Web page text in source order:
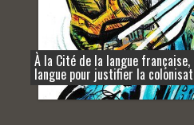
À la Cité de la langue
langue pour justifier la